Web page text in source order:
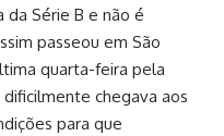
da Série B e não é
passeou em São
quarta-feira pela
chegava aos
para que